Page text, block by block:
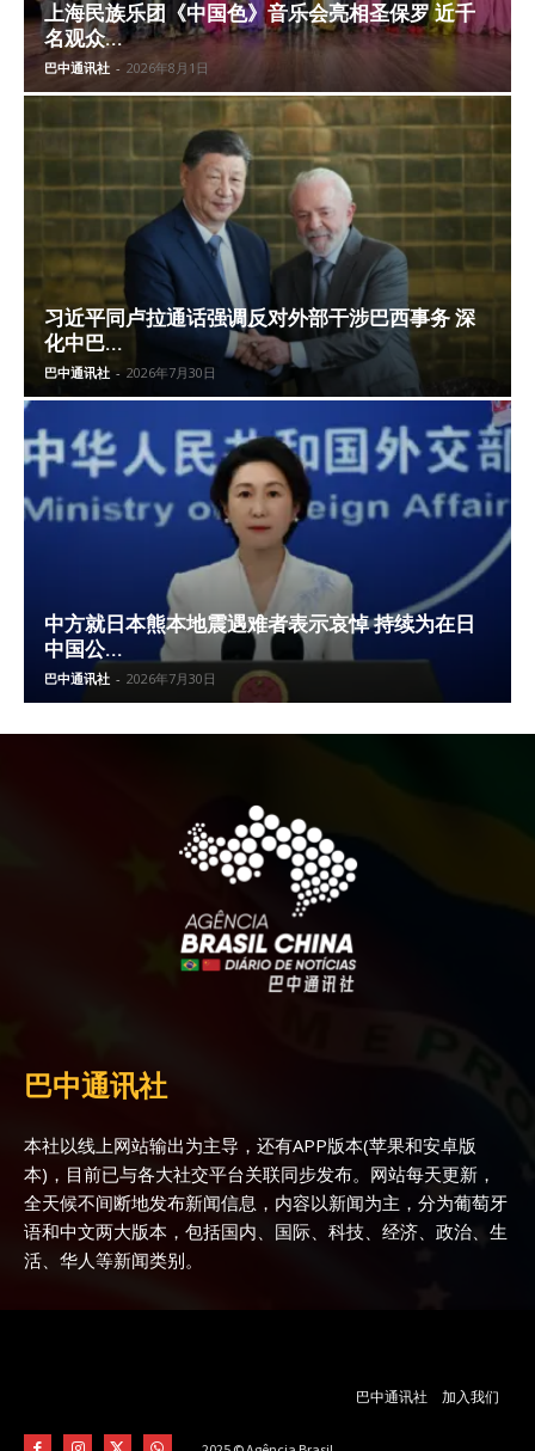
上海民族乐团《中国色》音乐会亮相圣保罗 近千
名观众...
巴中通讯社 - 2026年8月1日
习近平同卢拉通话强调反对外部干涉巴西事务 深
化中巴...
巴中通讯社 - 2026年7月30日
中方就日本熊本地震遇难者表示哀悼 持续为在日
中国公...
巴中通讯社 - 2026年7月30日
巴中通讯社
本社以线上网站输出为主导，还有APP版本(苹果和安卓版
本)，目前已与各大社交平台关联同步发布。网站每天更新，
全天候不间断地发布新闻信息，内容以新闻为主，分为葡萄牙
语和中文两大版本，包括国内、国际、科技、经济、政治、生
活、华人等新闻类别。
巴中通讯社 加入我们